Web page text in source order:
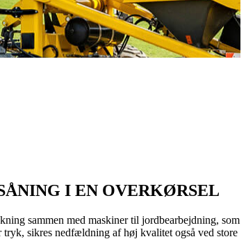
I EN OVERKØRSEL
sammen med maskiner til jordbearbejdning, som
sikres nedfældning af høj kvalitet også ved store